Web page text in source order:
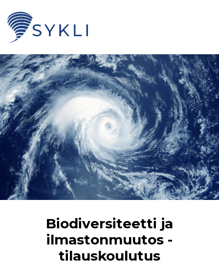
Biodiversiteetti ja
ilmastonmuutos -
tilauskoulutus